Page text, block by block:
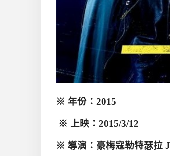
※ 年份： 2015
※ 上映： 2015/3/12
※ 導演：豪梅寇勒特瑟拉